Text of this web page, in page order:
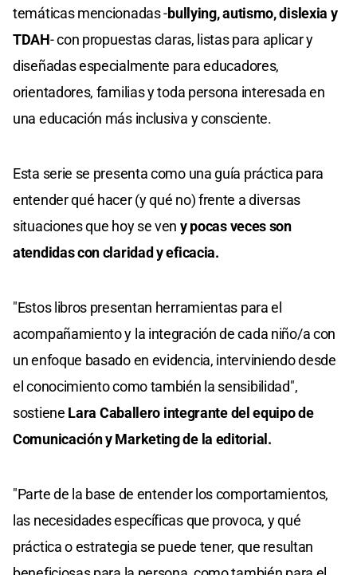
temáticas mencionadas -bullying, autismo, dislexia y
TDAH- con propuestas claras, listas para aplicar y
diseñadas especialmente para educadores,
orientadores, familias y toda persona interesada en
una educación más inclusiva y consciente.
Esta serie se presenta como una guía práctica para
entender qué hacer (y qué no) frente a diversas
situaciones que hoy se ven y pocas veces son
atendidas con claridad y eficacia.
"Estos libros presentan herramientas para el
acompañamiento y la integración de cada niño/a con
un enfoque basado en evidencia, interviniendo desde
el conocimiento como también la sensibilidad",
sostiene Lara Caballero integrante del equipo de
Comunicación y Marketing de la editorial.
"Parte de la base de entender los comportamientos,
las necesidades específicas que provoca, y qué
práctica o estrategia se puede tener, que resultan